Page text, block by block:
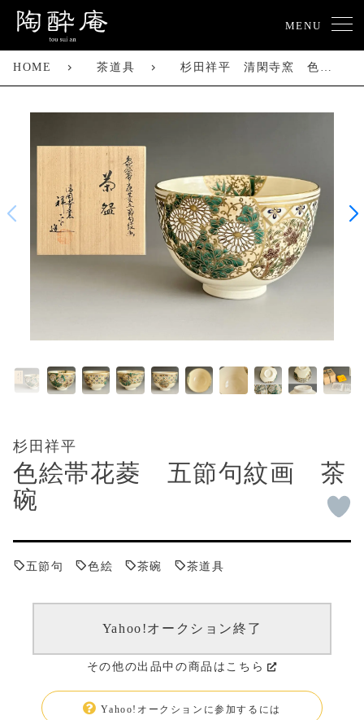
MENU
HOME 茶道具 杉田祥平 清閑寺窯 色絵帯花菱 五節句紋画 茶碗 茶道具
杉田祥平
色絵帯花菱 五節句紋画 茶
碗
五節句 色絵 茶碗 茶道具
Yahoo!オークション終了
その他の出品中の商品はこちら
Yahoo!オークションに参加するには